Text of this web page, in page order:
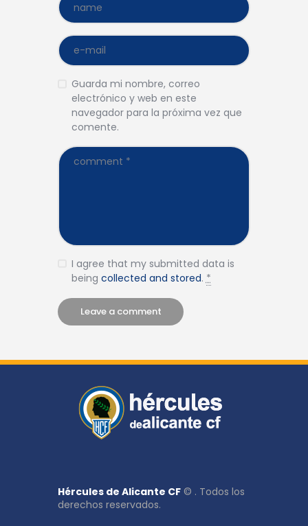
Guarda mi nombre, correo
electrónico y web en este
navegador para la próxima vez que
comente.
I agree that my submitted data is
being collected and stored. *
Hércules de Alicante CF © . Todos los
derechos reservados.